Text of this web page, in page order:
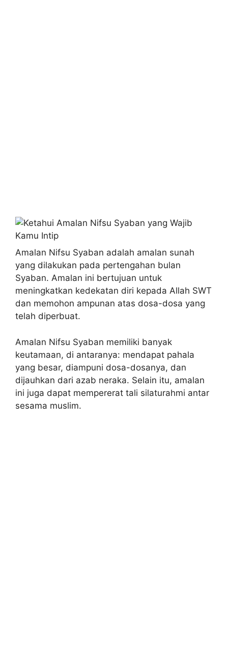
Amalan Nifsu Syaban adalah amalan sunah
yang dilakukan pada pertengahan bulan
Syaban. Amalan ini bertujuan untuk
meningkatkan kedekatan diri kepada Allah SWT
dan memohon ampunan atas dosa-dosa yang
telah diperbuat.
Amalan Nifsu Syaban memiliki banyak
keutamaan, di antaranya: mendapat pahala
yang besar, diampuni dosa-dosanya, dan
dijauhkan dari azab neraka. Selain itu, amalan
ini juga dapat mempererat tali silaturahmi antar
sesama muslim.